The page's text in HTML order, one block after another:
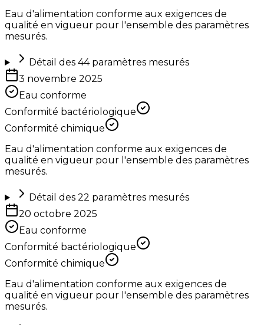
Eau d'alimentation conforme aux exigences de
qualité en vigueur pour l'ensemble des paramètres
mesurés.
Détail des 44paramètres mesurés
3 novembre 2025
Eau conforme
Conformité bactériologique
Conformité chimique
Eau d'alimentation conforme aux exigences de
qualité en vigueur pour l'ensemble des paramètres
mesurés.
Détail des 22 paramètres mesurés
20 octobre 2025
Eau conforme
Conformité bactériologique
Conformité chimique
Eau d'alimentation conforme aux exigences de
qualité en vigueur pour l'ensemble des paramètres
mesurés.